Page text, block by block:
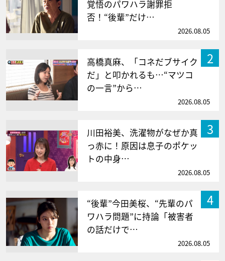
覚悟のパワハラ謝罪拒
否！“後輩”だけ…
2026.08.05
2
高橋真麻、「コネだブサイク
だ」と叩かれるも…“マツコ
の一言”から…
2026.08.05
3
川田裕美、洗濯物がなぜか真
っ赤に！原因は息子のポケッ
トの中身…
2026.08.05
4
“後輩”今田美桜、“先輩のパ
ワハラ問題”に持論「被害者
の話だけで…
2026.08.05